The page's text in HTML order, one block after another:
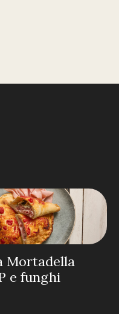
Mortadella
e funghi